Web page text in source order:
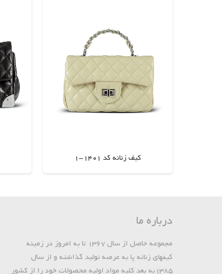
کیف زنانه کد 1401-1
درباره ما
مجموعه حاصل از سال 1367 تا به امروز در زمینه
کیفهای زنانه پا به عرصه تولید گذاشته و از سال
1385به بعد کلیه مواد اولیه محصولات خود را از کشور